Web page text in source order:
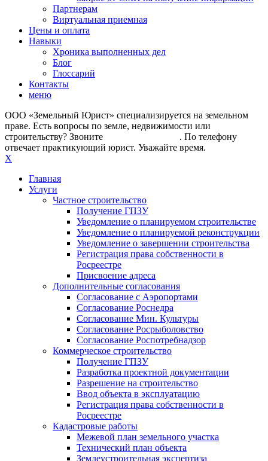
Партнерам
Виртуальная приемная
Цены и оплата
Навыки
Хроника выполненных дел
Блог
Глоссарий
Контакты
меню
ООО «Земельный Юрист» специализируется на земельном
праве. Есть вопросы по земле, недвижимости или
строительству? Звоните
. По телефону
отвечает практикующий юрист. Уважайте время.
X
Главная
Услуги
Частное строительство
Получение ГПЗУ
Уведомление о планируемом строительстве
Уведомление о планируемой реконструкции
Уведомление о завершении строительства
Регистрация права собственности в
Росреестре
Присвоение адреса
Дополнительные согласования
Согласование с Аэропортами
Согласование Роснедра
Согласование Мин. Культуры
Согласование Росрыболовство
Согласование Роспотребнадзор
Коммерческое строительство
Получение ГПЗУ
Разработка проектной документации
Разрешение на строительство
Ввод объекта в эксплуатацию
Регистрация права собственности в
Росреестре
Кадастровые работы
Межевой план земельного участка
Технический план объекта
Землеустроительная экспертиза